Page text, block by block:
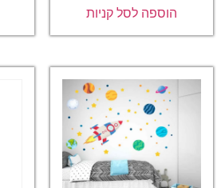
הוספה לסל קניות